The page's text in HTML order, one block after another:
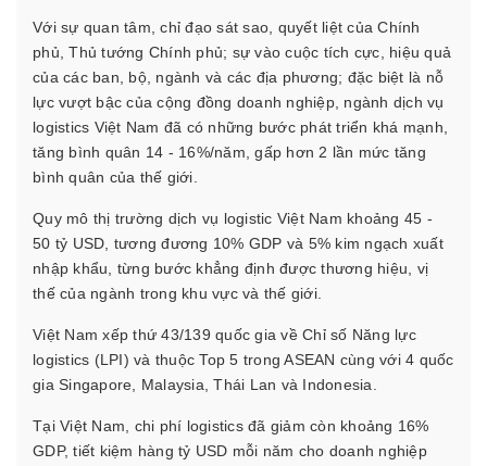
Với sự quan tâm, chỉ đạo sát sao, quyết liệt của Chính
phủ, Thủ tướng Chính phủ; sự vào cuộc tích cực, hiệu quả
của các ban, bộ, ngành và các địa phương; đặc biệt là nỗ
lực vượt bậc của cộng đồng doanh nghiệp, ngành dịch vụ
logistics Việt Nam đã có những bước phát triển khá mạnh,
tăng bình quân 14 - 16%/năm, gấp hơn 2 lần mức tăng
bình quân của thế giới.
Quy mô thị trường dịch vụ logistic Việt Nam khoảng 45 -
50 tỷ USD, tương đương 10% GDP và 5% kim ngạch xuất
nhập khẩu, từng bước khẳng định được thương hiệu, vị
thế của ngành trong khu vực và thế giới.
Việt Nam xếp thứ 43/139 quốc gia về Chỉ số Năng lực
logistics (LPI) và thuộc Top 5 trong ASEAN cùng với 4 quốc
gia Singapore, Malaysia, Thái Lan và Indonesia.
Tại Việt Nam, chi phí logistics đã giảm còn khoảng 16%
GDP, tiết kiệm hàng tỷ USD mỗi năm cho doanh nghiệp